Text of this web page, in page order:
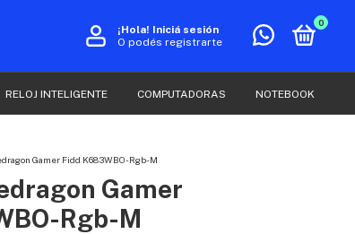
¡Hola! Iniciá sesión
O podés registrarte
0
RELOJ INTELIGENTE COMPUTADORAS NOTEBOOK
Gamer Fidd K683WBO-Rgb-M
Gamer
Rgb-M